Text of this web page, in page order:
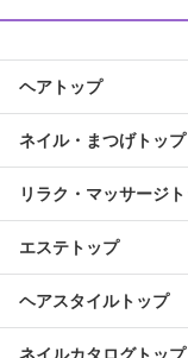
ヘアトップ
ネイル・まつげトップ
リラク・マッサージ
エステトップ
ヘアスタイルトップ